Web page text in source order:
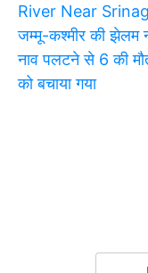
River Near
जम्मू-कश्मीर की झेलम
नाव पलटने से 6 की
को बचाया गया